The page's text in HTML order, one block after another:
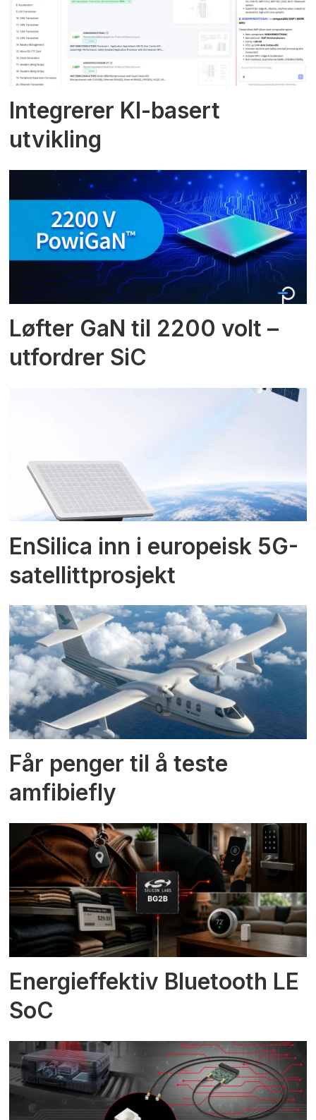
Integrerer KI-basert
utvikling
Løfter GaN til 2200 volt –
utfordrer SiC
EnSilica inn i europeisk 5G-
satellittprosjekt
Får penger til å teste
amfibiefly
Energieffektiv Bluetooth LE
SoC